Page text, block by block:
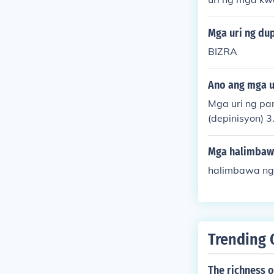
Mga uri ng
BIZRA
Ano ang mga
Mga uri ng
(depinisyon)
g sugnay.
kahulugan
hesyong
.... layon (
tiyak na uri
e help
o-ano ang
Mga
halimbawa
Trending
The richness